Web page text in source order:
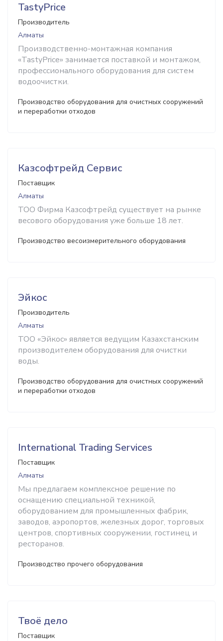
TastyPrice
Производитель
Алматы
Производственно-монтажная компания
«TastyPrice» занимается поставкой и монтажом,
профессионального оборудования для систем
водоочистки.
Производство оборудования для очистных сооружений
и переработки отходов
Казсофтрейд Сервис
Поставщик
Алматы
ТОО Фирма Казсофтрейд существует на рынке
весового оборудования уже больше 18 лет.
Производство весоизмерительного оборудования
Эйкос
Производитель
Алматы
ТОО «Эйкос» является ведущим Казахстанским
производителем оборудования для очистки
воды.
Производство оборудования для очистных сооружений
и переработки отходов
International Trading Services
Поставщик
Алматы
Мы предлагаем комплексное решение по
оснащению специальной техникой,
оборудованием для промышленных фабрик,
заводов, аэропортов, железных дорог, торговых
центров, спортивных сооружении, гостинец и
ресторанов.
Производство прочего оборудования
Твоё дело
Поставщик